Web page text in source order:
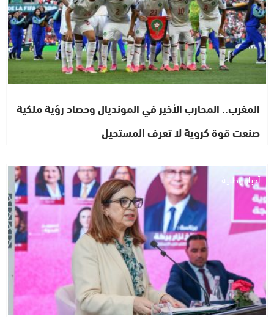
المغرب.. المحارب الأخير في المونديال وحصاد رؤية ملكية
صنعت قوة كروية لا تعرف المستحيل
أخبار وطنية